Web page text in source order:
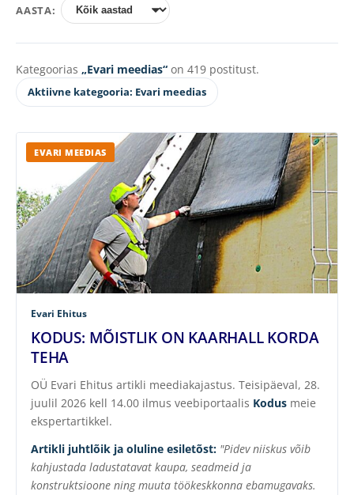
AASTA:
Kategoorias „Evari meedias“ on 419 postitust.
Aktiivne kategooria: Evari meedias
EVARI MEEDIAS
Evari Ehitus
KODUS: MÕISTLIK ON KAARHALL KORDA
TEHA
OÜ Evari Ehitus artikli meediakajastus. Teisipäeval, 28.
juulil 2026 kell 14.00 ilmus veebiportaalis Kodus meie
ekspertartikkel.
Artikli juhtlõik ja oluline esiletõst: "Pidev niiskus võib
kahjustada ladustatavat kaupa, seadmeid ja
konstruktsioone ning muuta töökeskkonna ebamugavaks.